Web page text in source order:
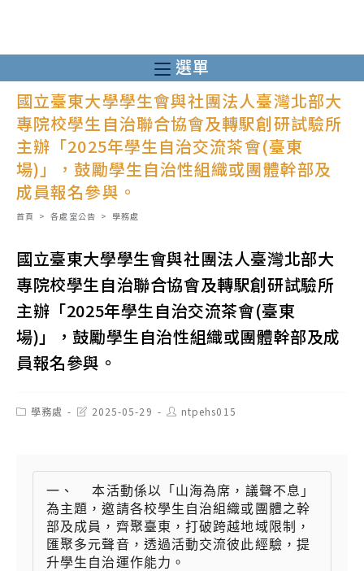
至
主
選單
國立臺東大學學生會與社團法人臺灣北部大
專院校學生自治聯合協會及轉駅創研試驗所
主辦「2025年學生自治交流茶會(臺東
場)」，鼓勵學生自治性組織或團體幹部及
成員報名參與。
首頁 > 各處室公告 > 學務處
國立臺東大學學生會與社團法人臺灣北部大
專院校學生自治聯合協會及轉駅創研試驗所
主辦「2025年學生自治交流茶會(臺東
場)」，鼓勵學生自治性組織或團體幹部及成
員報名參與。
Post學務處
Post2025-05-29
Post
author:
ntpehs015
一、  本活動係以「山海為席，議聲不息」
為主題，邀請各校學生自治組織或團體之幹
部及成員，齊聚臺東，打破跨越地域限制，
匯聚多元聲音，透過活動交流彼此經驗，提
升學生自治運作能力。